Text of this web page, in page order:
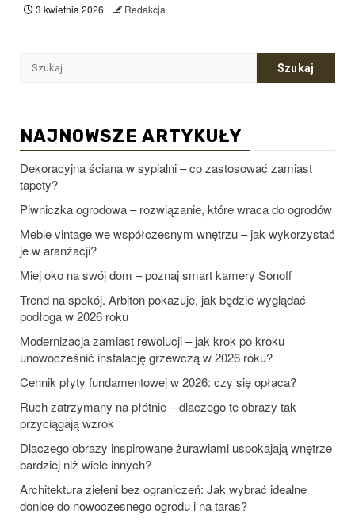
3 kwietnia 2026 Redakcja
Szukaj:
NAJNOWSZE ARTYKUŁY
Dekoracyjna ściana w sypialni – co zastosować zamiast
tapety?
Piwniczka ogrodowa – rozwiązanie, które wraca do ogrodów
Meble vintage we współczesnym wnętrzu – jak wykorzystać
je w aranżacji?
Miej oko na swój dom – poznaj smart kamery Sonoff
Trend na spokój. Arbiton pokazuje, jak będzie wyglądać
podłoga w 2026 roku
Modernizacja zamiast rewolucji – jak krok po kroku
unowocześnić instalację grzewczą w 2026 roku?
Cennik płyty fundamentowej w 2026: czy się opłaca?
Ruch zatrzymany na płótnie – dlaczego te obrazy tak
przyciągają wzrok
Dlaczego obrazy inspirowane żurawiami uspokajają wnętrze
bardziej niż wiele innych?
Architektura zieleni bez ograniczeń: Jak wybrać idealne
donice do nowoczesnego ogrodu i na taras?